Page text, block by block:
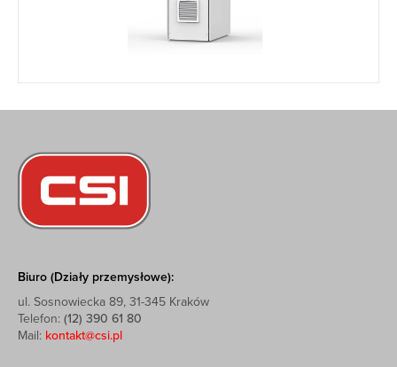
Biuro (Działy przemysłowe):
ul. Sosnowiecka 89, 31-345 Kraków
Telefon: (12) 390 61 80
Mail: kontakt@csi.pl